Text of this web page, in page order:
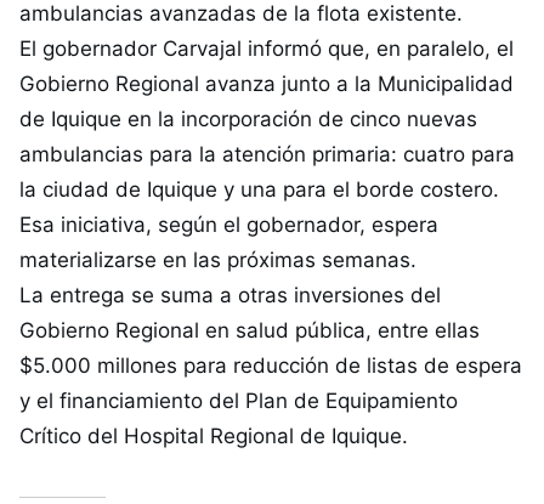
ambulancias avanzadas de la flota existente.
El gobernador Carvajal informó que, en paralelo, el
Gobierno Regional avanza junto a la Municipalidad
de Iquique en la incorporación de cinco nuevas
ambulancias para la atención primaria: cuatro para
la ciudad de Iquique y una para el borde costero.
Esa iniciativa, según el gobernador, espera
materializarse en las próximas semanas.
La entrega se suma a otras inversiones del
Gobierno Regional en salud pública, entre ellas
$5.000 millones para reducción de listas de espera
y el financiamiento del Plan de Equipamiento
Crítico del Hospital Regional de Iquique.